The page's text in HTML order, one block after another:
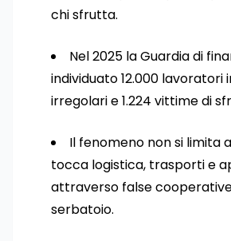
chi sfrutta.
Nel 2025 la Guardia di
individuato 12.000 lavoratori
irregolari e 1.224 vittime di
Il fenomeno non si limita
tocca logistica, trasporti e
attraverso false
serbatoio.